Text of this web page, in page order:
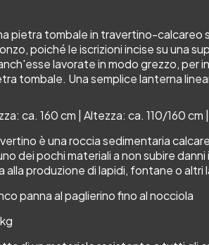
pietra tombale in travertino-calcareo
poiché le iscrizioni incise su una
lavorate in modo grezzo,
tombale. Una semplice lanterna
ca. 160 cm | Altezza: ca. 110/160
è una roccia sedimentaria
dei pochi materiali a non subire
produzione di lapidi, fontane o altri
panna al paglierino fino al nocciola